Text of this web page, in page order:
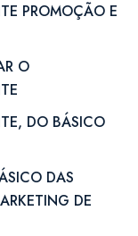
PROMOÇÃO E
O
DO BÁSICO
DAS
DE